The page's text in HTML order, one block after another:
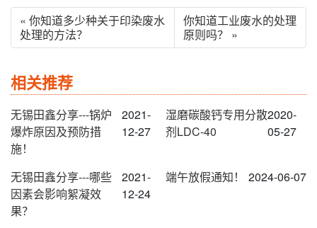
« 你知道多少种关于印染废水
处理的方法？
你知道工业废水的处理
原则吗？ »
相关推荐
无锡田鑫分享---锅炉
爆炸原因及预防措
施！
2021-
12-27
湿磨碳酸钙专用分散
剂LDC-40
2020-
05-27
无锡田鑫分享---哪些
因素会影响絮凝效
果？
2021-
12-24
端午放假通知！ 2024-06-07